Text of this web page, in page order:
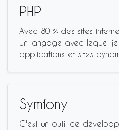
PHP
Avec 80 % des sites
un langage avec lequel
applications et sites
Symfony
C'est un outil de